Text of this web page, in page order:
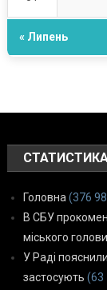
« Липень
Головна (376
В СБУ
міського голови
У Раді
застосують (63